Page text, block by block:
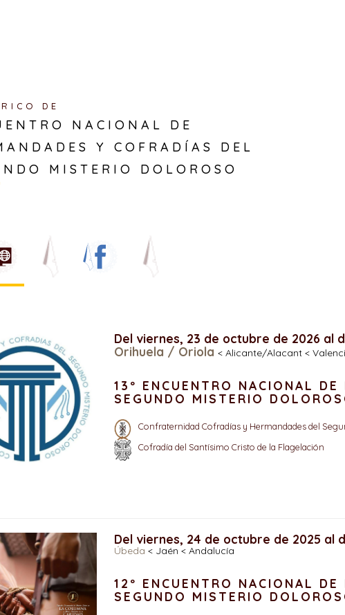
DE
NACIONAL DE
Y COFRADÍAS DEL
MISTERIO DOLOROSO
Del viernes, 23 de octubre de 2026 al
Orihuela / Oriola < Alicante/Alacant <
13º ENCUENTRO NACIONAL
SEGUNDO MISTERIO
Confraternidad Cofradías y Hermandades del
Cofradía del Santísimo Cristo de la Flagelación
Del viernes, 24 de octubre de 2025 al
Úbeda < Jaén < Andalucía
12º ENCUENTRO NACIONAL
SEGUNDO MISTERIO